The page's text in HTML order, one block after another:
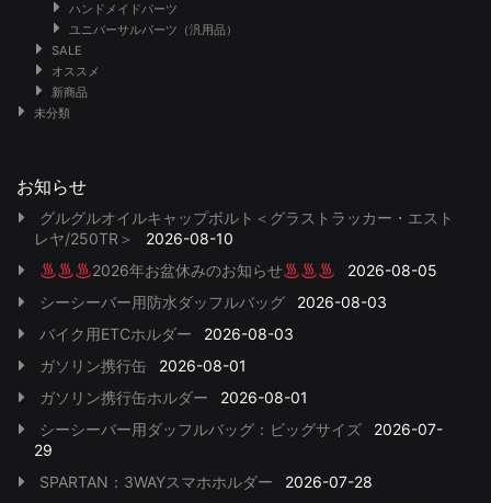
ハンドメイドパーツ
ユニバーサルパーツ（汎用品）
SALE
オススメ
新商品
未分類
お知らせ
グルグルオイルキャップボルト＜グラストラッカー・エスト
レヤ/250TR＞
2026-08-10
2026年お盆休みのお知らせ
2026-08-05
シーシーバー用防水ダッフルバッグ
2026-08-03
バイク用ETCホルダー
2026-08-03
ガソリン携行缶
2026-08-01
ガソリン携行缶ホルダー
2026-08-01
シーシーバー用ダッフルバッグ：ビッグサイズ
2026-07-
29
SPARTAN：3WAYスマホホルダー
2026-07-28